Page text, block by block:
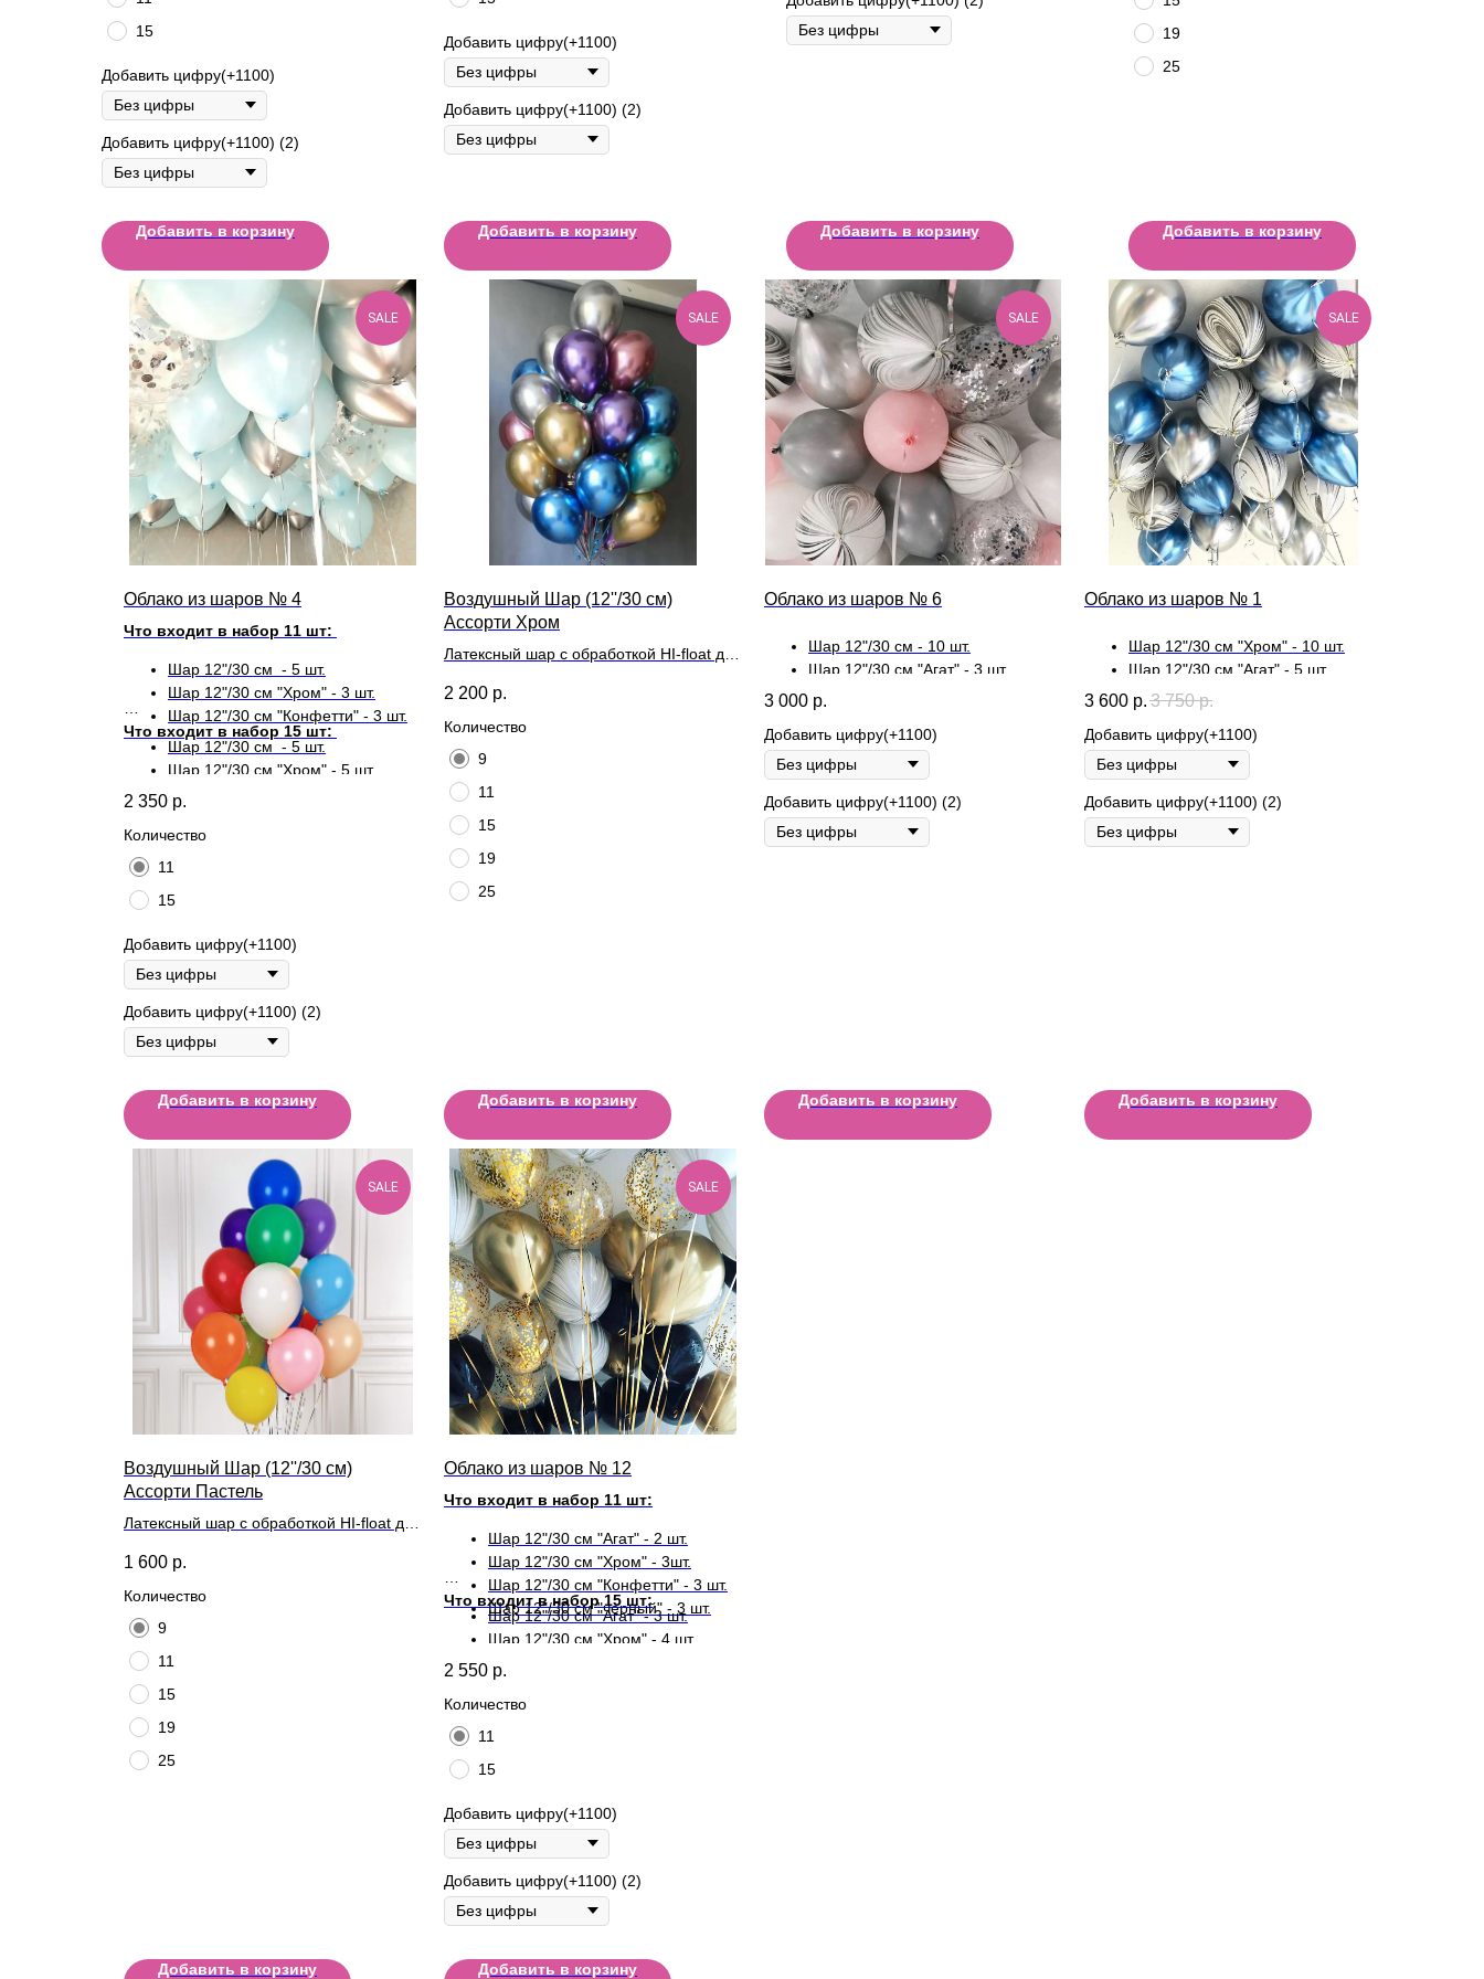
15
Добавить цифру(+1100)
Добавить цифру(+1100) (2)
Добавить в корзину
Добавить цифру(+1100)
Добавить цифру(+1100) (2)
Добавить в корзину Добавить в корзину
19
25
Добавить в корзину
SALE
Облако из шаров № 4
Что входит в набор 11 шт:
Шар 12"/30 см - 5 шт.
Шар 12"/30 см "Хром" - 3 шт.
Шар 12"/30 см "Конфетти" - 3 шт.
Что входит в набор 15 шт:
Шар 12"/30 см - 5 шт.
Шар 12"/30 см "Хром" - 5 шт.
Шар 12"/30 см "Конфетти" - 5 шт.
2 350 р.
Количество
11
15
Добавить цифру(+1100)
Добавить цифру(+1100) (2)
Добавить в корзину
SALE
Воздушный Шар (12''/30 см)
Ассорти Хром
Латексный шар с обработкой HI-float для
2 200 р.
Количество
9
11
15
19
25
Добавить в корзину
SALE
Облако из шаров № 6
Шар 12"/30 см - 10 шт.
Шар 12"/30 см "Агат" - 3 шт.
Шар 12"/30 см "Конфетти" - 2 шт.
3 000 р.
Добавить цифру(+1100)
Добавить цифру(+1100) (2)
Добавить в корзину
SALE
Облако из шаров № 1
Шар 12"/30 см "Хром" - 10 шт.
Шар 12"/30 см "Агат" - 5 шт.
3 600 р. 3 750 р.
Добавить цифру(+1100)
Добавить цифру(+1100) (2)
Добавить в корзину
SALE
Воздушный Шар (12''/30 см)
Ассорти Пастель
Латексный шар с обработкой HI-float для
1 600 р.
Количество
9
11
15
19
25
Добавить в корзину
SALE
Облако из шаров № 12
Что входит в набор 11 шт:
Шар 12"/30 см "Агат" - 2 шт.
Шар 12"/30 см "Хром" - 3шт.
Шар 12"/30 см "Конфетти" - 3 шт.
Шар 12"/30 см "черный" - 3 шт.
Что входит в набор 15 шт:
Шар 12"/30 см "Агат" - 3 шт.
Шар 12"/30 см "Хром" - 4 шт.
Шар 12"/30 см "Конфетти" - 4 шт.
Шар 12"/30 см "черный" - 4 шт.
2 550 р.
Количество
11
15
Добавить цифру(+1100)
Добавить цифру(+1100) (2)
Добавить в корзину